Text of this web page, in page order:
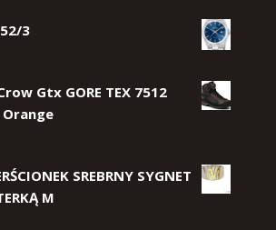
3
Gtx GORE TEX 7512
SREBRNY SYGNET
M